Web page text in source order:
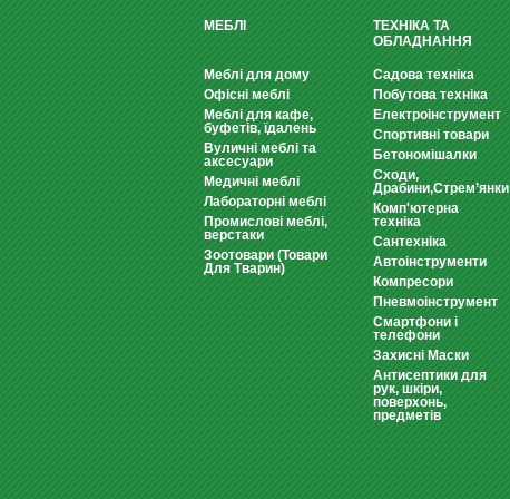
МЕБЛІ
Меблі для дому
Офісні меблі
Меблі для кафе,
буфетів, їдалень
Вуличні меблі та
аксесуари
Медичні меблі
Лабораторні меблі
Промислові меблі,
верстаки
Зоотовари (Товари
Для Тварин)
ТЕХНІКА ТА
ОБЛАДНАННЯ
Садова техніка
Побутова техніка
Електроінструмент
Спортивні товари
Бетономішалки
Сходи,
Драбини,Стрем’янки
Комп'ютерна
техніка
Сантехніка
Автоінструменти
Компресори
Пневмоінструмент
Смартфони і
телефони
Захисні Маски
Антисептики для
рук, шкіри,
поверхонь,
предметів